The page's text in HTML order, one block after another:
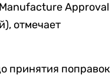
Approval
отмечает
принятия поправок